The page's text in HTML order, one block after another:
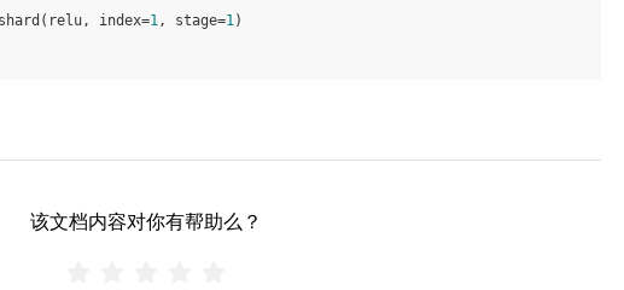
( relu, index=1, stage=1)
该文档内容对你有帮助么？